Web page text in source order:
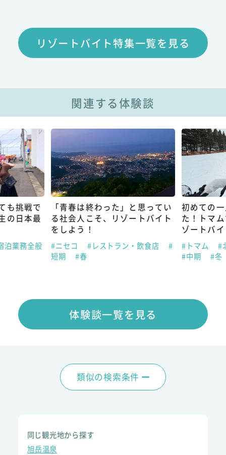
リゾートバイト特集一覧を見る
関連する体験談
も挑戦で
の日本最
泊業務全般
「青春は終わった」と思ってい
る社会人こそ、リゾートバイト
をしよう！
#ニセコ #レストラン・飲食店
#
短期
#春
初めての
た！トマ
ゾートバ
#トマム
#
#中期
#冬
体験談一覧を見る
類似の検索条件
同じ観光地から探す
旭岳温泉